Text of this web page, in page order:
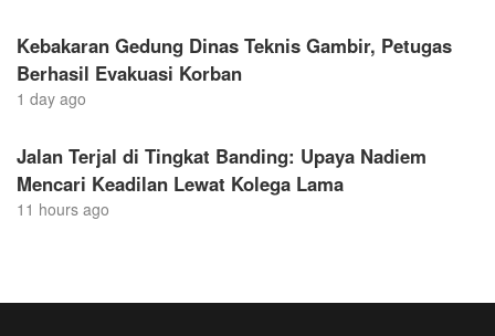
Kebakaran Gedung Dinas Teknis Gambir, Petugas
Berhasil Evakuasi Korban
1 day ago
Jalan Terjal di Tingkat Banding: Upaya Nadiem
Mencari Keadilan Lewat Kolega Lama
11 hours ago